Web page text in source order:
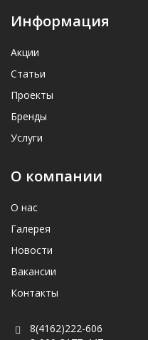
Информация
Акции
Статьи
Проекты
Бренды
Услуги
О компании
О нас
Галерея
Новости
Вакансии
Контакты
8(4162)222-606